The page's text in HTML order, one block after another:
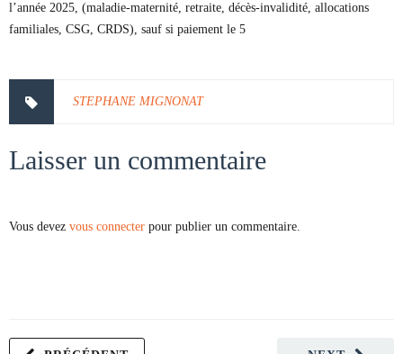
l’année 2025, (maladie-maternité, retraite, décès-invalidité, allocations
familiales, CSG, CRDS), sauf si paiement le 5
STEPHANE MIGNONAT
Laisser un commentaire
Vous devez vous connecter pour publier un commentaire.